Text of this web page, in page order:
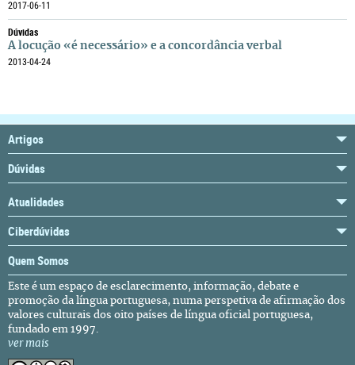
2017-06-11
Dúvidas
A locução «é necessário» e a concordância verbal
2013-04-24
Artigos
Dúvidas
Atualidades
Ciberdúvidas
Quem Somos
Este é um espaço de esclarecimento, informação, debate e
promoção da língua portuguesa, numa perspetiva de afirmação dos
valores culturais dos oito países de língua oficial portuguesa,
fundado em 1997.
ver mais